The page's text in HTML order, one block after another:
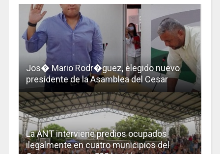
Jos� Mario Rodr�guez, elegido nuevo
presidente de la Asamblea del Cesar
La ANT interviene predios ocupados
ilegalmente en cuatro municipios del